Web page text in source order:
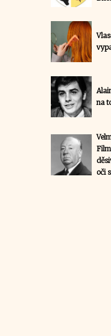
na
oči